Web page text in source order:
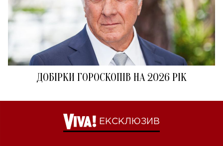
ДОБІРКИ ГОРОСКОПІВ НА 2026 РІК
ЕКСКЛЮЗИВ